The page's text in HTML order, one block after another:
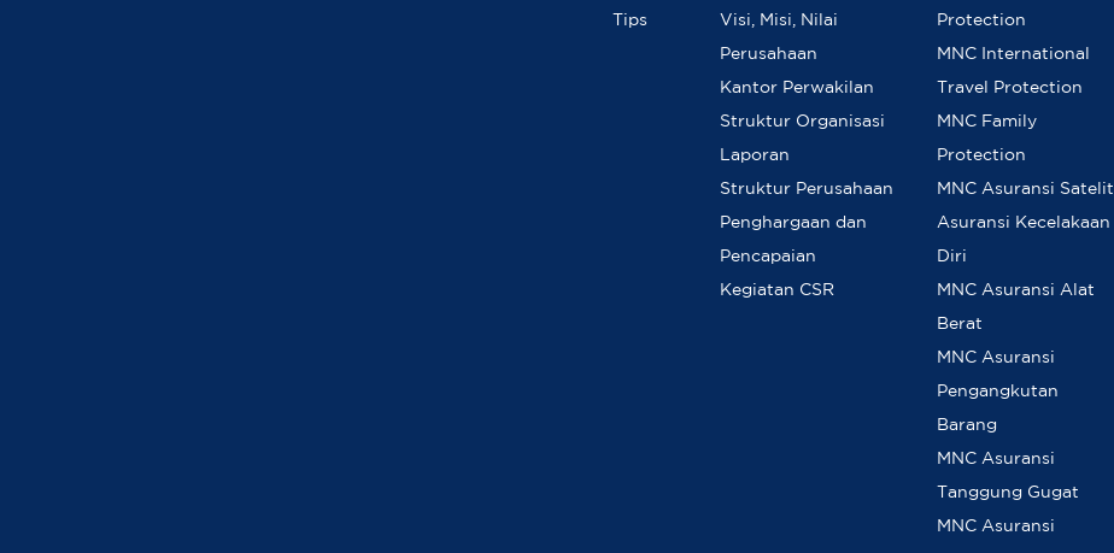
Tips Visi, Misi, Nilai
Perusahaan
Kantor Perwakilan
Struktur Organisasi
Laporan
Struktur Perusahaan
Penghargaan dan
Pencapaian
Kegiatan CSR
Protection
MNC International
Travel Protection
MNC Family
Protection
MNC Asuransi Satelit
Asuransi Kecelakaan
Diri
MNC Asuransi Alat
Berat
MNC Asuransi
Pengangkutan
Barang
MNC Asuransi
Tanggung Gugat
MNC Asuransi